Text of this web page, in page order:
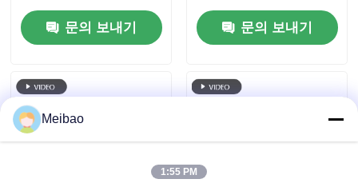
0.75KW Leak-Proof
Diluted Acid Transfer
Pump
문의 보내기 문의 보내기
Meibao
1:55 PM